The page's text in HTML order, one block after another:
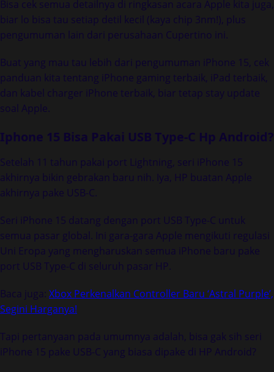
Bisa cek semua detailnya di ringkasan acara Apple kita juga,
biar lo bisa tau setiap detil kecil (kaya chip 3nm!), plus
pengumuman lain dari perusahaan Cupertino ini.
Buat yang mau tau lebih dari pengumuman iPhone 15, cek
panduan kita tentang iPhone gaming terbaik, iPad terbaik,
dan kabel charger iPhone terbaik, biar tetap stay update
soal Apple.
Iphone 15 Bisa Pakai USB Type-C Hp Android?
Setelah 11 tahun pakai port Lightning, seri iPhone 15
akhirnya bikin gebrakan baru nih. Iya, HP buatan Apple
akhirnya pake USB-C.
Seri iPhone 15 datang dengan port USB Type-C untuk
semua pasar global. Ini gara-gara Apple mengikuti regulasi
Uni Eropa yang mengharuskan semua iPhone baru pake
port USB Type-C di seluruh pasar HP.
Baca juga: Xbox Perkenalkan Controller Baru ‘Astral Purple’,
Segini Harganya!
Tapi pertanyaan pada umumnya adalah, bisa gak sih seri
iPhone 15 pake USB-C yang biasa dipake di HP Android?